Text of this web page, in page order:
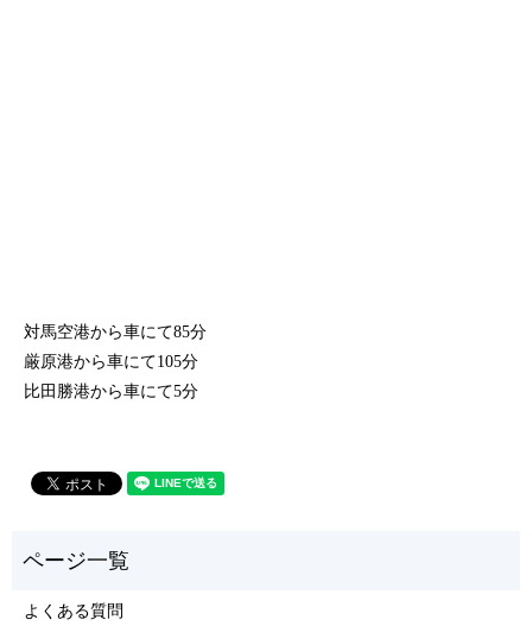
対馬空港から車にて85分
厳原港から車にて105分
比田勝港から車にて5分
よくある質問